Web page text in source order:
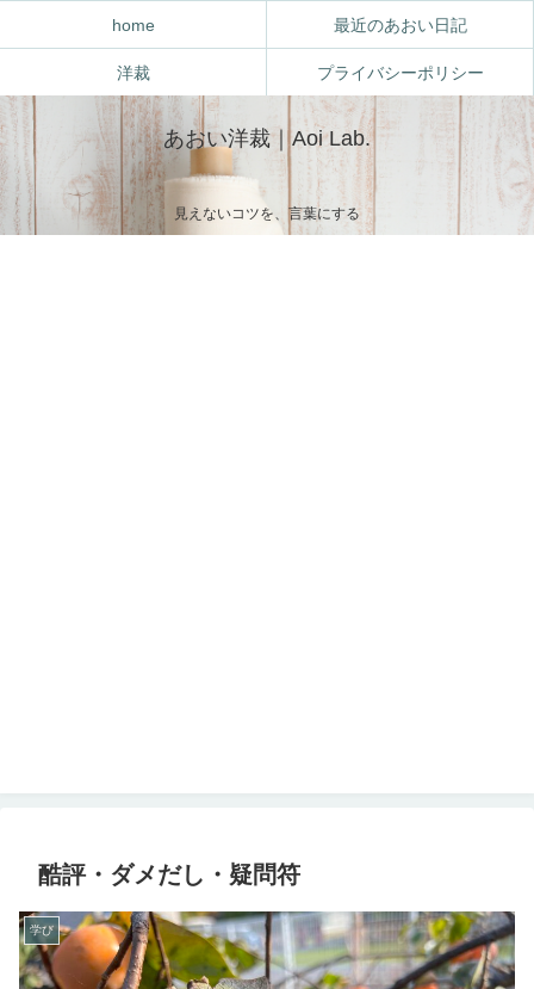
あおい洋裁｜Aoi Lab.
見えないコツを、言葉にする
home 最近のあおい日記
洋裁 プライバシーポリシー
酷評・ダメだし・疑問符
学び